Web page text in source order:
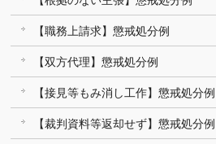
【職務上請求】懲戒処分例
【双方代理】懲戒処分例
【接見等もみ消し工作】懲戒処分例
【裁判資料等返却せず】懲戒処分例